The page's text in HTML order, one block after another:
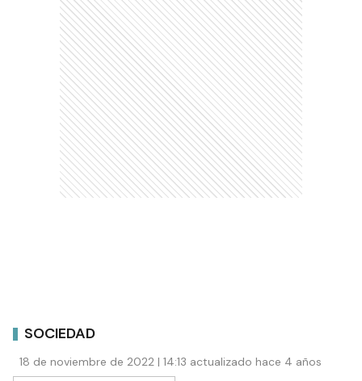
SOCIEDAD
18 de noviembre de 2022 | 14:13 actualizado hace 4 años